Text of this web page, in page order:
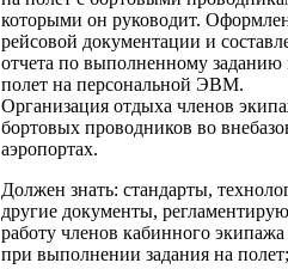
которыми он руководит.
рейсовой документации и
отчета по выполненному заданию
полет на персональной ЭВМ.
Организация отдыха членов
бортовых проводников во
аэропортах.
Должен знать: стандарты,
другие документы,
работу членов кабинного
при выполнении задания на полет;